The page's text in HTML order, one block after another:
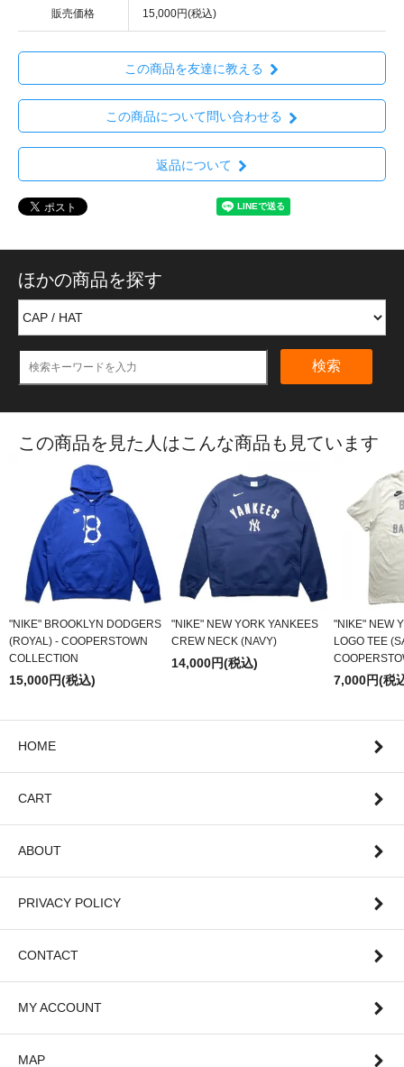
販売価格 15,000円(税込)
この商品を友達に教える
この商品について問い合わせる
返品について
ほかの商品を探す
検索
この商品を見た人はこんな商品も見ています
"NIKE" BROOKLYN DODGERS
(ROYAL) - COOPERSTOWN
COLLECTION
15,000円(税込)
"NIKE" NEW YORK YANKEES
CREW NECK (NAVY)
14,000円(税込)
"NIKE" NEW
LOGO TEE
7,000円(税
HOME
CART
ABOUT
PRIVACY POLICY
CONTACT
MY ACCOUNT
MAP